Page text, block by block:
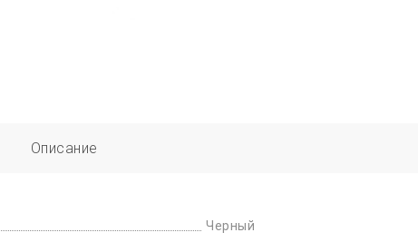
Описание
Черный